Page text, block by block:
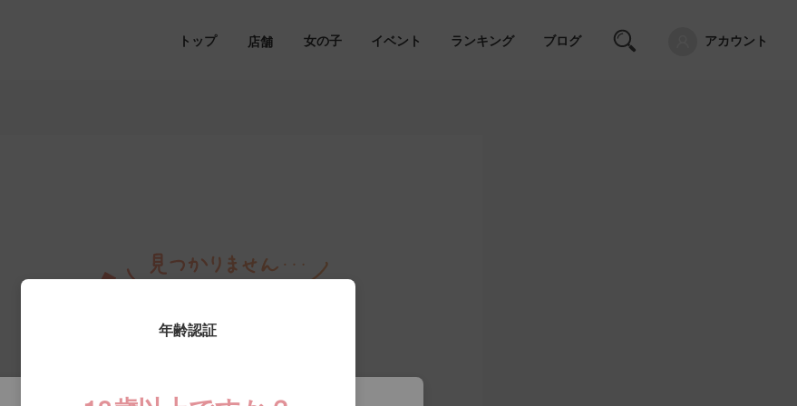
トップ 店舗 女の子 イベント ランキング ブログ アカウント
年齢認証